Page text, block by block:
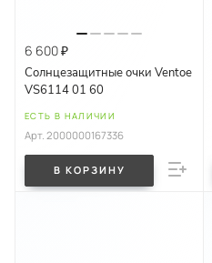
6 600 ₽
Солнцезащитные очки Ventoe
VS6114 01 60
ЕСТЬ В НАЛИЧИИ
Арт. 2000000167336
В КОРЗИНУ